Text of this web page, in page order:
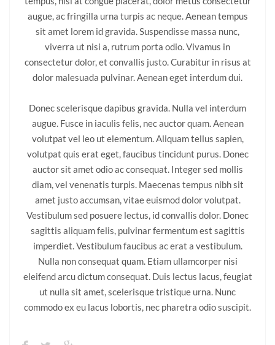
augue, ac fringilla urna turpis ac neque. Aenean tempus
sit amet lorem id gravida. Suspendisse massa nunc,
viverra ut nisi a, rutrum porta odio. Vivamus in
consectetur dolor, et convallis justo. Curabitur in risus at
dolor malesuada pulvinar. Aenean eget interdum dui.
Donec scelerisque dapibus gravida. Nulla vel interdum
augue. Fusce in iaculis felis, nec auctor quam. Aenean
volutpat vel leo ut elementum. Aliquam tellus sapien,
volutpat quis erat eget, faucibus tincidunt purus. Donec
auctor sit amet odio ac consequat. Integer sed mollis
diam, vel venenatis turpis. Maecenas tempus nibh sit
amet justo accumsan, vitae euismod dolor volutpat.
Vestibulum sed posuere lectus, id convallis dolor. Donec
sagittis aliquam felis, pulvinar fermentum est sagittis
imperdiet. Vestibulum faucibus ac erat a vestibulum.
Nulla non consequat quam. Etiam ullamcorper nisi
eleifend arcu dictum consequat. Duis lectus lacus, feugiat
ut nulla sit amet, scelerisque tristique urna. Nunc
commodo ex eu lacus lobortis, nec pharetra odio suscipit.